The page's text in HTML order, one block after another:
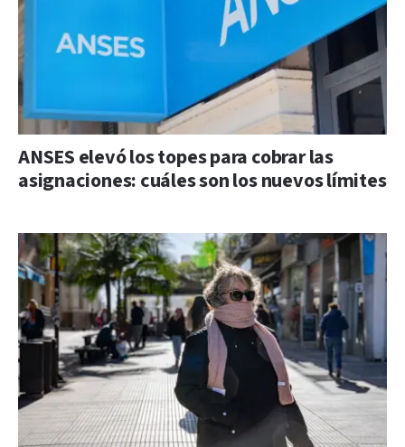
ANSES elevó los topes para cobrar las
asignaciones: cuáles son los nuevos límites